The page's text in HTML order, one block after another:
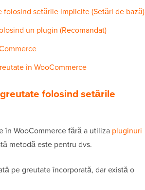
folosind setările implicite (Setări de bază)
un plugin (Recomandat)
în WooCommerce
folosind setările
în WooCommerce fără a utiliza pluginuri
metodă este pentru dvs.
pe greutate încorporată, dar există o